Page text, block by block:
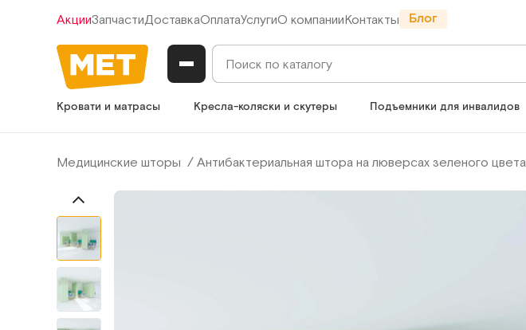
АкцииЗапчастиДоставкаОплатаУслугиО компанииКонтакты Блог
Кровати и матрасы Кресла-коляски и скутеры Подъемники для инвалидов
Медицинские шторы Антибактериальная штора на люверсах зеленого цвета